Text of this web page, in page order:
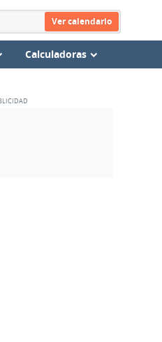
Ver calendario
Calculadoras